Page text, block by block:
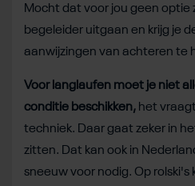
Mocht dat voor jou geen optie
begeleider uitgaan en krijg je
aanwijzingen van achteren te
Voor langlaufen moet je niet
conditie beschikken, het
techniek. Daar gaat zeker in
zitten. Dat kan ook in
sneeuw voor nodig. Op rolski's